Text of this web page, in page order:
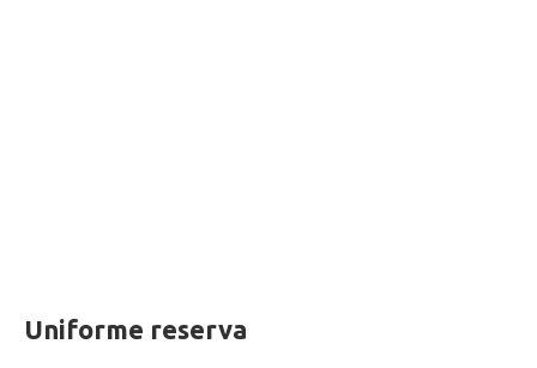
Uniforme reserva